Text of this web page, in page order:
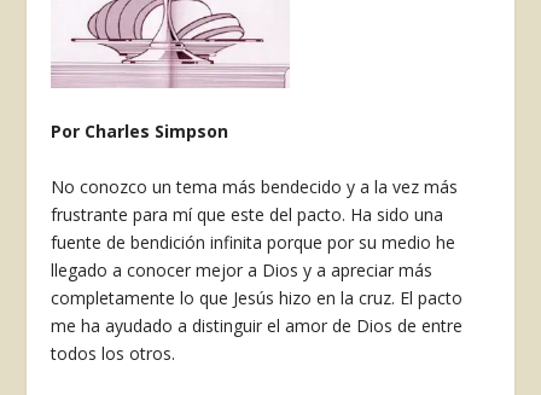
Por Charles Simpson
No conozco un tema más bendeci­do y a la vez más
frustrante para mí que este del pacto. Ha sido una
fuente de bendición infinita porque por su medio he
llegado a conocer mejor a Dios y a apreciar más
completamente lo que Jesús hizo en la cruz. El pacto
me ha ayudado a distinguir el amor de Dios de entre
todos los otros.